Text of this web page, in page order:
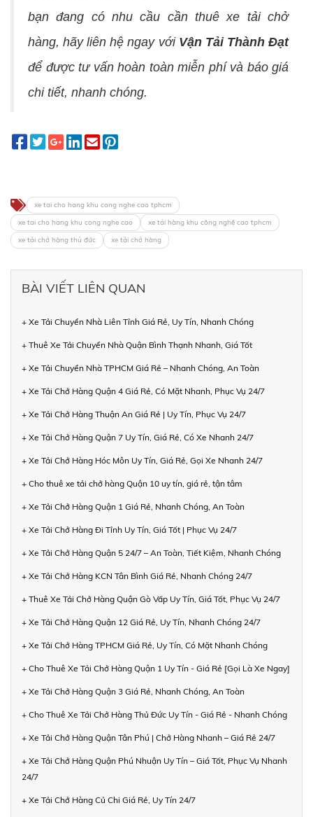
bạn đang có nhu cầu cần thuê xe tải chở
hàng, hãy liên hệ ngay với Vận Tải Thành Đạt
để được tư vấn hoàn toàn miễn phí và báo giá
chi tiết, nhanh chóng.
xe tai cho hang khu cong nghe cao tphcm
xe tai cho hang khu cong nghe cao
xe tải hàng khu công nghệ cao tphcm
xe tải chở hàng thủ đức
xe tải chở hàng
BÀI VIẾT LIÊN QUAN
+ Xe Tải Chuyển Nhà Liên Tỉnh Giá Rẻ, Uy Tín, Nhanh Chóng
+ Thuê Xe Tải Chuyển Nhà Quận Bình Thạnh Nhanh, Giá Tốt
+ Xe Tải Chuyển Nhà TPHCM Giá Rẻ – Nhanh Chóng, An Toàn
+ Xe Tải Chở Hàng Quận 4 Giá Rẻ, Có Mặt Nhanh, Phục Vụ 24/7
+ Xe Tải Chở Hàng Thuận An Giá Rẻ | Uy Tín, Phục Vụ 24/7
+ Xe Tải Chở Hàng Quận 7 Uy Tín, Giá Rẻ, Có Xe Nhanh 24/7
+ Xe Tải Chở Hàng Hóc Môn Uy Tín, Giá Rẻ, Gọi Xe Nhanh 24/7
+ Cho thuê xe tải chở hàng Quận 10 uy tín, giá rẻ, tận tâm
+ Xe Tải Chở Hàng Quận 1 Giá Rẻ, Nhanh Chóng, An Toàn
+ Xe Tải Chở Hàng Đi Tỉnh Uy Tín, Giá Tốt | Phục Vụ 24/7
+ Xe Tải Chở Hàng Quận 5 24/7 – An Toàn, Tiết Kiệm, Nhanh Chóng
+ Xe Tải Chở Hàng KCN Tân Bình Giá Rẻ, Nhanh Chóng 24/7
+ Thuê Xe Tải Chở Hàng Quận Gò Vấp Uy Tín, Giá Tốt, Phục Vụ 24/7
+ Xe Tải Chở Hàng Quận 12 Giá Rẻ, Uy Tín, Nhanh Chóng 24/7
+ Xe Tải Chở Hàng TPHCM Giá Rẻ, Uy Tín, Có Mặt Nhanh Chóng
+ Cho Thuê Xe Tải Chở Hàng Quận 1 Uy Tín - Giá Rẻ [Gọi Là Xe Ngay]
+ Xe Tải Chở Hàng Quận 3 Giá Rẻ, Nhanh Chóng, An Toàn
+ Cho Thuê Xe Tải Chở Hàng Thủ Đức Uy Tín - Giá Rẻ - Nhanh Chóng
+ Xe Tải Chở Hàng Quận Tân Phú | Chở Hàng Nhanh – Giá Rẻ 24/7
+ Xe Tải Chở Hàng Quận Phú Nhuận Uy Tín – Giá Tốt, Phục Vụ Nhanh
24/7
+ Xe Tải Chở Hàng Củ Chi Giá Rẻ, Uy Tín 24/7